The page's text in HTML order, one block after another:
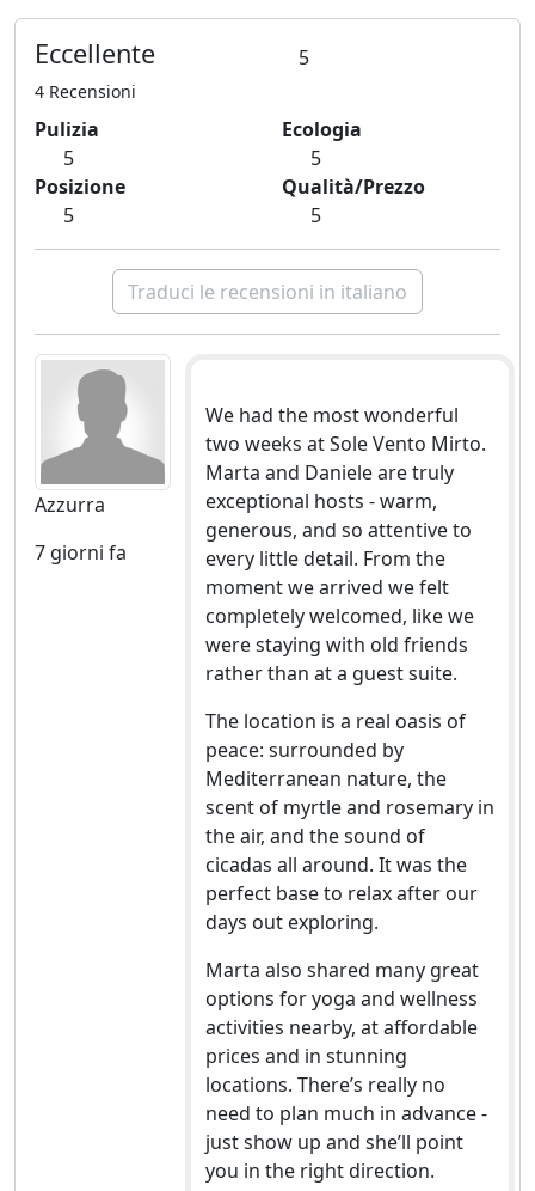
Eccellente 5
4 Recensioni
Pulizia
5
Ecologia
5
Posizione
5
Qualità/Prezzo
5
Traduci le recensioni in italiano
Azzurra
7 giorni fa
We had the most wonderful
two weeks at Sole Vento Mirto.
Marta and Daniele are truly
exceptional hosts - warm,
generous, and so attentive to
every little detail. From the
moment we arrived we felt
completely welcomed, like we
were staying with old friends
rather than at a guest suite.
The location is a real oasis of
peace: surrounded by
Mediterranean nature, the
scent of myrtle and rosemary in
the air, and the sound of
cicadas all around. It was the
perfect base to relax after our
days out exploring.
Marta also shared many great
options for yoga and wellness
activities nearby, at affordable
prices and in stunning
locations. There’s really no
need to plan much in advance -
just show up and she’ll point
you in the right direction.